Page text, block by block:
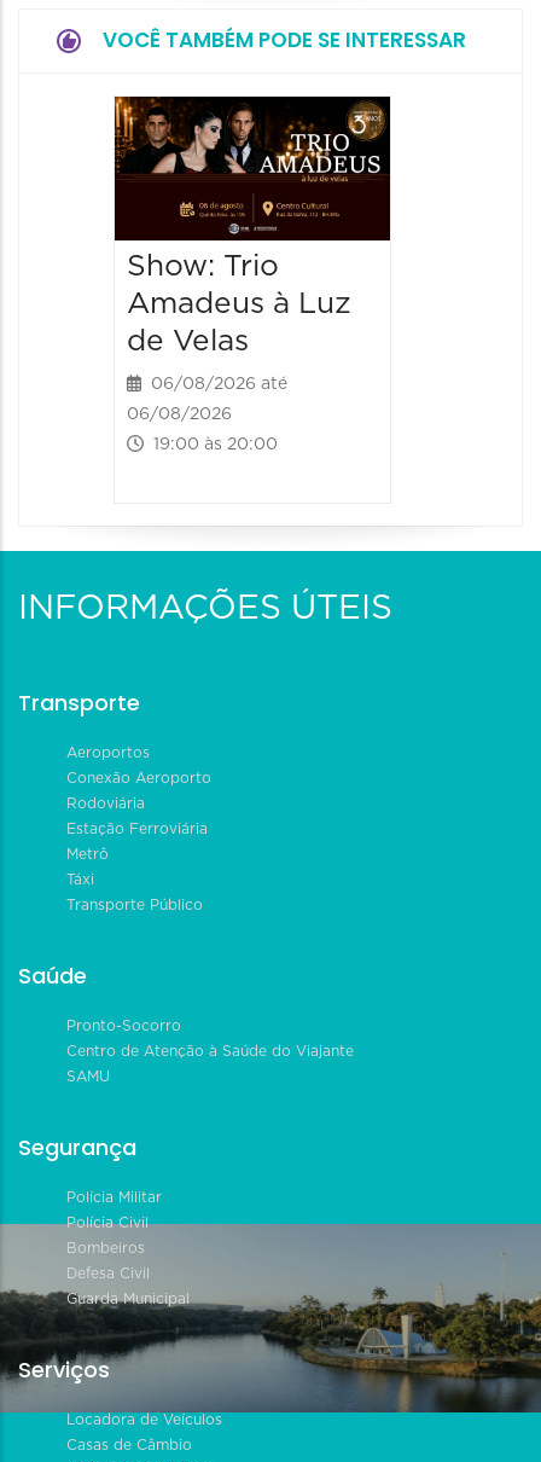
VOCÊ TAMBÉM PODE SE INTERESSAR
Show: Trio
Amadeus à Luz
de Velas
06/08/2026 até
06/08/2026
19:00 às 20:00
INFORMAÇÕES ÚTEIS
Transporte
Aeroportos
Conexão Aeroporto
Rodoviária
Estação Ferroviária
Metrô
Táxi
Transporte Público
Saúde
Pronto-Socorro
Centro de Atenção à Saúde do Viajante
SAMU
Segurança
Polícia Militar
Polícia Civil
Bombeiros
Defesa Civil
Guarda Municipal
Serviços
Locadora de Veículos
Casas de Câmbio